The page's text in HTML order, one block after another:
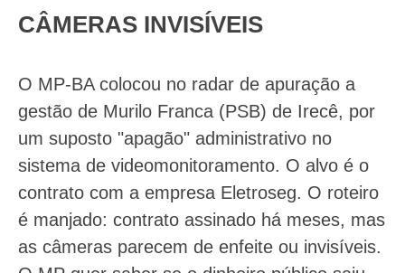
CÂMERAS INVISÍVEIS
O MP-BA colocou no radar de apuração a
gestão de Murilo Franca (PSB) de Irecê, por
um suposto "apagão" administrativo no
sistema de videomonitoramento. O alvo é o
contrato com a empresa Eletroseg. O roteiro
é manjado: contrato assinado há meses, mas
as câmeras parecem de enfeite ou invisíveis.